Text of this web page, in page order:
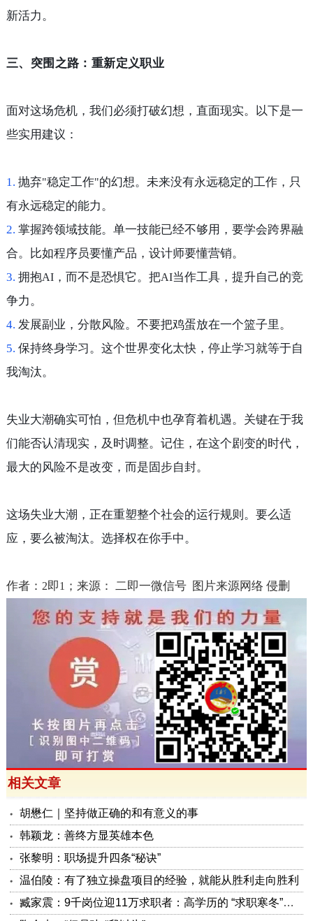
新活力。
三、突围之路：重新定义职业
面对这场危机，我们必须打破幻想，直面现实。以下是一
些实用建议：
1. 抛弃"稳定工作"的幻想。未来没有永远稳定的工作，只
有永远稳定的能力。
2. 掌握跨领域技能。单一技能已经不够用，要学会跨界融
合。比如程序员要懂产品，设计师要懂营销。
3. 拥抱AI，而不是恐惧它。把AI当作工具，提升自己的竞
争力。
4. 发展副业，分散风险。不要把鸡蛋放在一个篮子里。
5. 保持终身学习。这个世界变化太快，停止学习就等于自
我淘汰。
失业大潮确实可怕，但危机中也孕育着机遇。关键在于我
们能否认清现实，及时调整。记住，在这个剧变的时代，
最大的风险不是改变，而是固步自封。
这场失业大潮，正在重塑整个社会的运行规则。要么适
应，要么被淘汰。选择权在你手中。
作者： 2即1 ；来源： 二即一微信号 图片来源网络 侵删
相关文章
胡懋仁｜坚持做正确的和有意义的事
韩颖龙：善终方显英雄本色
张黎明：职场提升四条“秘诀”
温伯陵：有了独立操盘项目的经验，就能从胜利走向胜利
臧家震：9千岗位迎11万求职者：高学历的 “求职寒冬”还是“十字路口”